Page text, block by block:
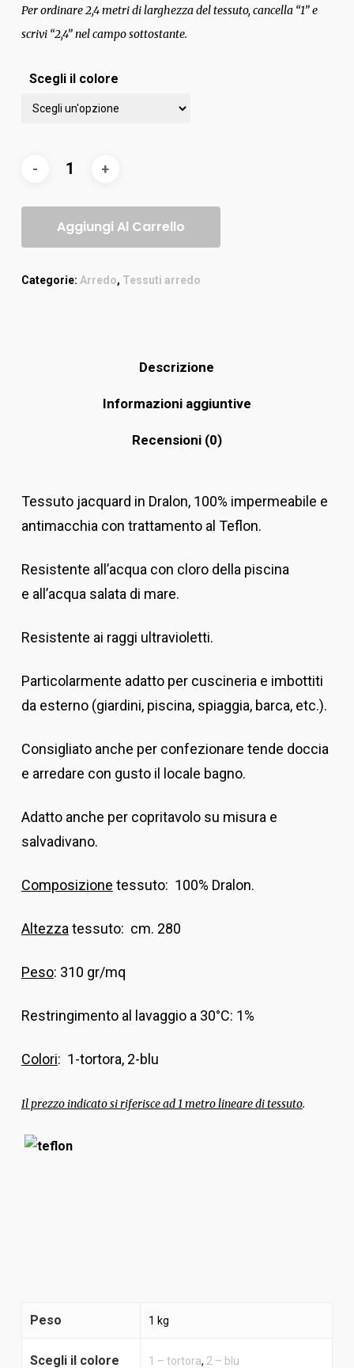
Per ordinare 2,4 metri di larghezza del tessuto, cancella “1” e
scrivi “2,4” nel campo sottostante.
Scegli il colore
Aggiungi Al Carrello
Categorie: Arredo, Tessuti arredo
Descrizione
Informazioni aggiuntive
Recensioni (0)
Tessuto jacquard in Dralon, 100% impermeabile e
antimacchia con trattamento al Teflon.
Resistente all’acqua con cloro della piscina
e all’acqua salata di mare.
Resistente ai raggi ultravioletti.
Particolarmente adatto per cuscineria e imbottiti
da esterno (giardini, piscina, spiaggia, barca, etc.).
Consigliato anche per confezionare tende doccia
e arredare con gusto il locale bagno.
Adatto anche per copritavolo su misura e
salvadivano.
Composizione tessuto: 100% Dralon.
Altezza tessuto: cm. 280
Peso: 310 gr/mq
Restringimento al lavaggio a 30°C: 1%
Colori: 1-tortora, 2-blu
Il prezzo indicato si riferisce ad 1 metro lineare di tessuto.
Peso 1 kg
Scegli il colore 1 – tortora, 2 – blu